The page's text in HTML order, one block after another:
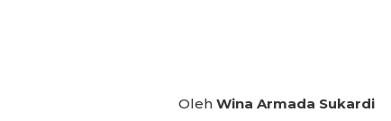
Oleh Wina Armada Sukardi